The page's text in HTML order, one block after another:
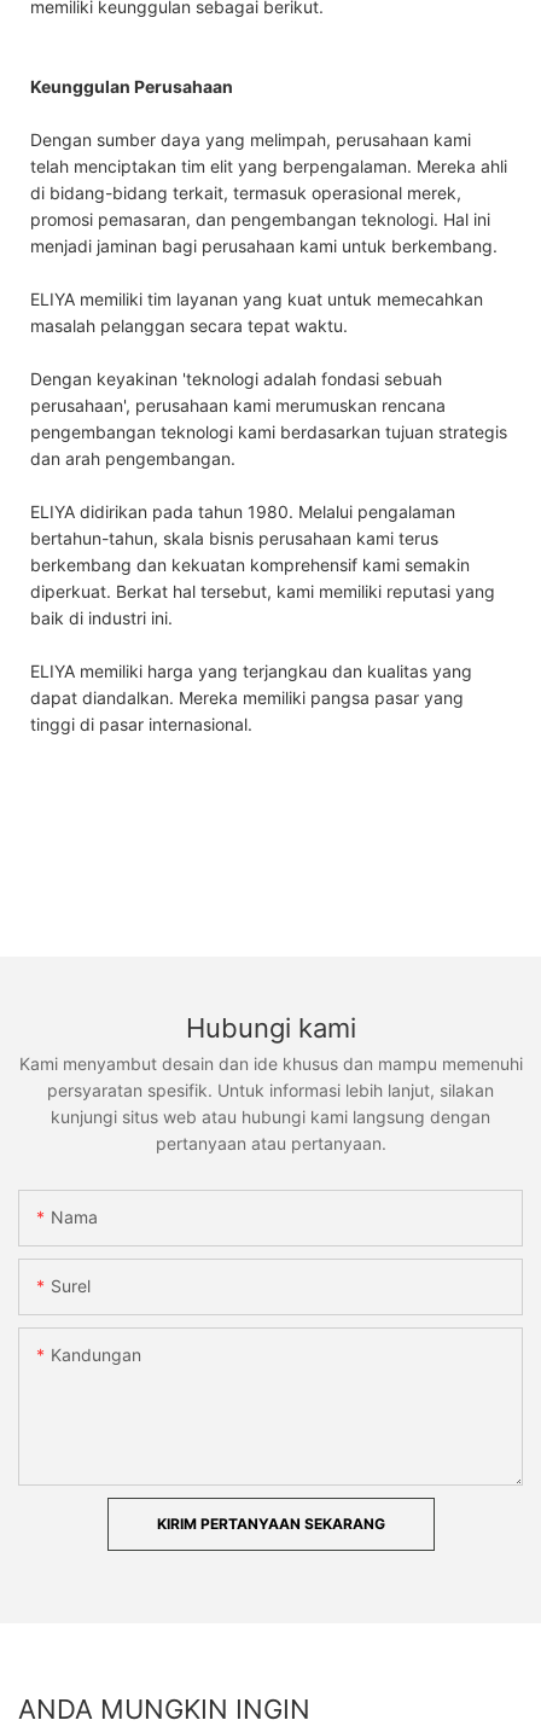
memiliki keunggulan sebagai berikut.
Keunggulan Perusahaan
Dengan sumber daya yang melimpah, perusahaan kami
telah menciptakan tim elit yang berpengalaman. Mereka ahli
di bidang-bidang terkait, termasuk operasional merek,
promosi pemasaran, dan pengembangan teknologi. Hal ini
menjadi jaminan bagi perusahaan kami untuk berkembang.
ELIYA memiliki tim layanan yang kuat untuk memecahkan
masalah pelanggan secara tepat waktu.
Dengan keyakinan 'teknologi adalah fondasi sebuah
perusahaan', perusahaan kami merumuskan rencana
pengembangan teknologi kami berdasarkan tujuan strategis
dan arah pengembangan.
ELIYA didirikan pada tahun 1980. Melalui pengalaman
bertahun-tahun, skala bisnis perusahaan kami terus
berkembang dan kekuatan komprehensif kami semakin
diperkuat. Berkat hal tersebut, kami memiliki reputasi yang
baik di industri ini.
ELIYA memiliki harga yang terjangkau dan kualitas yang
dapat diandalkan. Mereka memiliki pangsa pasar yang
tinggi di pasar internasional.
Hubungi kami
Kami menyambut desain dan ide khusus dan mampu memenuhi
persyaratan spesifik. Untuk informasi lebih lanjut, silakan
kunjungi situs web atau hubungi kami langsung dengan
pertanyaan atau pertanyaan.
Nama
Surel
Kandungan
KIRIM PERTANYAAN SEKARANG
ANDA MUNGKIN INGIN